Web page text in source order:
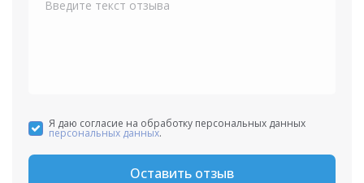
Я даю согласие на обработку персональных данных
персональных данных.
Оставить отзыв